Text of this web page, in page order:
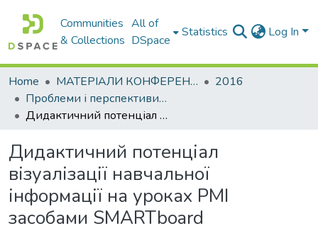
Communities
& Collections
All of
DSpace
Statistics Log In
Home МАТЕРІАЛИ КОНФЕРЕНЦІЙ
2016
Проблеми і перспективи мовної підготовки іноземних студентів
Дидактичний потенціал візуалізації навчальної інформації на уроках РМІ засобами SMARTboard
Дидактичний потенціал
візуалізації навчальної
інформації на уроках РМІ
засобами SMARTboard